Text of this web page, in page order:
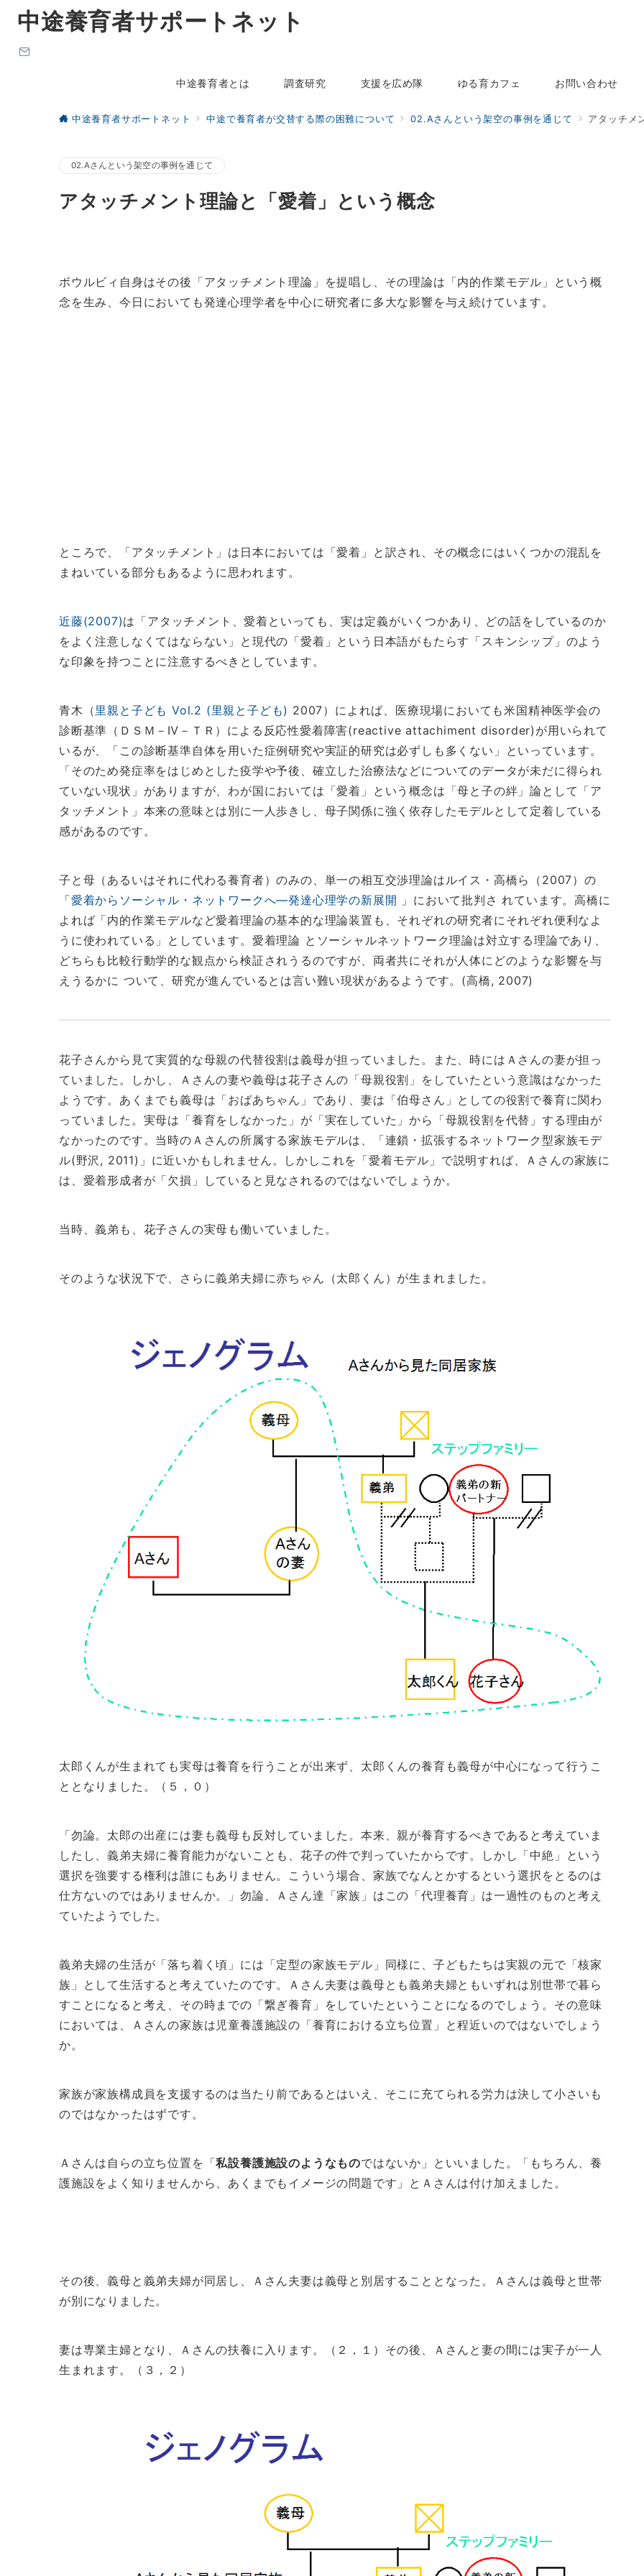
中途養育者サポートネット
中途養育者とは 調査研究 支援を広め隊 ゆる育カフェ お問い合わせ
中途養育者サポートネット 中途で養育者が交替する際の困難について 02.Aさんという架空の事例を通じて アタッチメ
02.Aさんという架空の事例を通じて
アタッチメント理論と「愛着」という概念
ボウルビィ自身はその後「アタッチメント理論」を提唱し、その理論は「内的作業モデル」という概
念を生み、今日においても発達心理学者を中心に研究者に多大な影響を与え続けています。
ところで、「アタッチメント」は日本においては「愛着」と訳され、その概念にはいくつかの混乱を
まねいている部分もあるように思われます。
近藤(2007)は「アタッチメント、愛着といっても、実は定義がいくつかあり、どの話をしているのか
をよく注意しなくてはならない」と現代の「愛着」という日本語がもたらす「スキンシップ」のよう
な印象を持つことに注意するべきとしています。
青木（里親と子ども Vol.2 (里親と子ども) 2007）によれば、医療現場においても米国精神医学会の
診断基準（ＤＳＭ－Ⅳ－ＴＲ）による反応性愛着障害(reactive attachiment disorder)が用いられて
いるが、「この診断基準自体を用いた症例研究や実証的研究は必ずしも多くない」といっています。
「そのため発症率をはじめとした疫学や予後、確立した治療法などについてのデータが未だに得られ
ていない現状」がありますが、わが国においては「愛着」という概念は「母と子の絆」論として「ア
タッチメント」本来の意味とは別に一人歩きし、母子関係に強く依存したモデルとして定着している
感があるのです。
子と母（あるいはそれに代わる養育者）のみの、単一の相互交渉理論はルイス・高橋ら（2007）の
「愛着からソーシャル・ネットワークへ―発達心理学の新展開 」において批判さ れています。高橋に
よれば「内的作業モデルなど愛着理論の基本的な理論装置も、それぞれの研究者にそれぞれ便利なよ
うに使われている」としています。愛着理論 とソーシャルネットワーク理論は対立する理論であり、
どちらも比較行動学的な観点から検証されうるのですが、両者共にそれが人体にどのような影響を与
えうるかに ついて、研究が進んでいるとは言い難い現状があるようです。(高橋, 2007)
花子さんから見て実質的な母親の代替役割は義母が担っていました。また、時にはＡさんの妻が担っ
ていました。しかし、Ａさんの妻や義母は花子さんの「母親役割」をしていたという意識はなかった
ようです。あくまでも義母は「おばあちゃん」であり、妻は「伯母さん」としての役割で養育に関わ
っていました。実母は「養育をしなかった」が「実在していた」から「母親役割を代替」する理由が
なかったのです。当時のＡさんの所属する家族モデルは、「連鎖・拡張するネットワーク型家族モデ
ル(野沢, 2011)」に近いかもしれません。しかしこれを「愛着モデル」で説明すれば、Ａさんの家族に
は、愛着形成者が「欠損」していると見なされるのではないでしょうか。
当時、義弟も、花子さんの実母も働いていました。
そのような状況下で、さらに義弟夫婦に赤ちゃん（太郎くん）が生まれました。
太郎くんが生まれても実母は養育を行うことが出来ず、太郎くんの養育も義母が中心になって行うこ
ととなりました。（５，０）
「勿論。太郎の出産には妻も義母も反対していました。本来、親が養育するべきであると考えていま
したし、義弟夫婦に養育能力がないことも、花子の件で判っていたからです。しかし「中絶」という
選択を強要する権利は誰にもありません。こういう場合、家族でなんとかするという選択をとるのは
仕方ないのではありませんか。」勿論、Ａさん達「家族」はこの「代理養育」は一過性のものと考え
ていたようでした。
義弟夫婦の生活が「落ち着く頃」には「定型の家族モデル」同様に、子どもたちは実親の元で「核家
族」として生活すると考えていたのです。Ａさん夫妻は義母とも義弟夫婦ともいずれは別世帯で暮ら
すことになると考え、その時までの「繋ぎ養育」をしていたということになるのでしょう。その意味
においては、Ａさんの家族は児童養護施設の「養育における立ち位置」と程近いのではないでしょう
か。
家族が家族構成員を支援するのは当たり前であるとはいえ、そこに充てられる労力は決して小さいも
のではなかったはずです。
Ａさんは自らの立ち位置を「私設養護施設のようなものではないか」といいました。「もちろん、養
護施設をよく知りませんから、あくまでもイメージの問題です」とＡさんは付け加えました。
その後、義母と義弟夫婦が同居し、Ａさん夫妻は義母と別居することとなった。Ａさんは義母と世帯
が別になりました。
妻は専業主婦となり、Ａさんの扶養に入ります。（２，１）その後、Ａさんと妻の間には実子が一人
生まれます。（３，２）